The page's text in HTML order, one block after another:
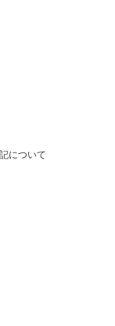
について